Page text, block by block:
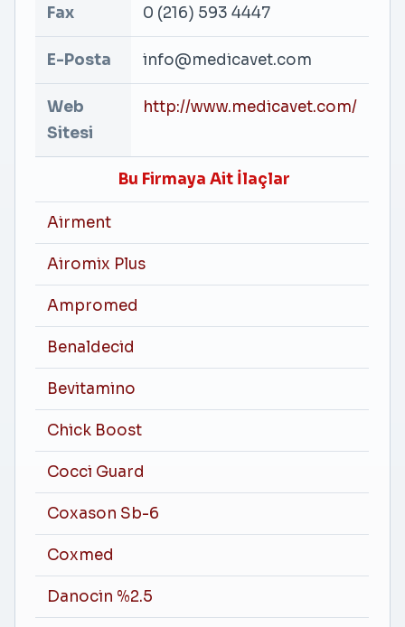
Fax 0 (216) 593 4447
E-Posta info@medicavet.com
Web
Sitesi
http://www.medicavet.com/
Bu Firmaya Ait İlaçlar
Airment
Airomix Plus
Ampromed
Benaldecid
Bevitamino
Chick Boost
Cocci Guard
Coxason Sb-6
Coxmed
Danocin %2.5